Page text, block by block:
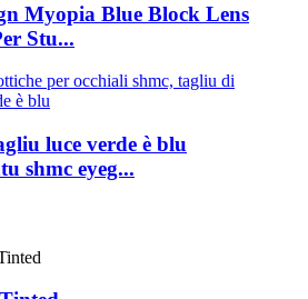
Myopia Blue Block Lens
Stu...
luce verde è blu
shmc eyeg...